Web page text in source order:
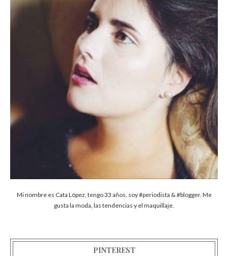
Mi nombre es Cata López, tengo 33 años, soy #periodista & #blogger. Me
gusta la moda, las tendencias y el maquillaje.
PINTEREST